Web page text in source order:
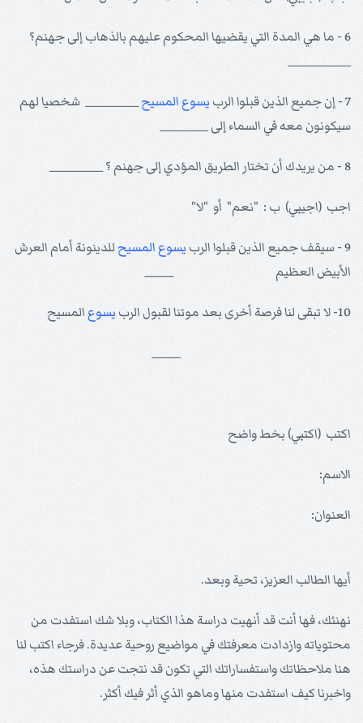
6 - ما هي المدة التي يقضيها المحكوم عليهم بالذهاب إلى جهنم؟
_____________
7 - إن جميع الذين قبلوا الرب يسوع المسيح___________ شخصيا لهم
سيكونون معه في السماء إلى __________
8 - من يريدك أن تختار الطريق المؤدي إلى جهنم ؟ ___________
اجب (اجيبي) ب : "نعم" أو "لا"
9 - سيقف جميع الذين قبلوا الرب يسوع المسيحللدينونة أمام العرش
الأبيض العظيم ______
10- لا تبقى لنا فرصة أخرى بعد موتنا لقبول الرب يسوع المسيح
______
اكتب (اكتبي) بخط واضح
الاسم:
العنوان:
أيها الطالب العزيز، تحية وبعد.
نهنئك، فها أنت قد أنهيت دراسة هذا الكتاب، وبلا شك استفدت من
محتوياته وازدادت معرفتك في مواضيع روحية عديدة. فرجاء اكتب لنا
هنا ملاحظاتك واستفساراتك التي تكون قد نتجت عن دراستك هذه،
واخبرنا كيف استفدت منها وماهو الذي أثر فيك أكثر.